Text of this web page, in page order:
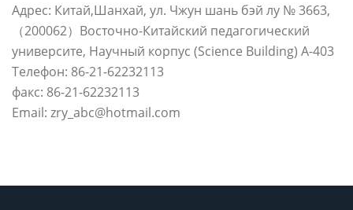
Адрес: Китай,Шанхай, ул. Чжун шань бэй лу № 3663,
（200062）Восточно-Китайский педагогический
университе, Научный корпус (Science Building) A-403
Телефон: 86-21-62232113
факс: 86-21-62232113
Email: zry_abc@hotmail.com